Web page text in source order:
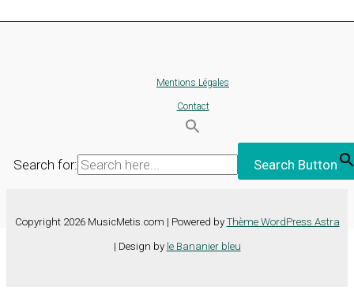
Mentions Légales
Contact
Search for: Search Button
Copyright 2026 MusicMetis.com | Powered by Thème WordPress Astra
| Design by le Bananier bleu